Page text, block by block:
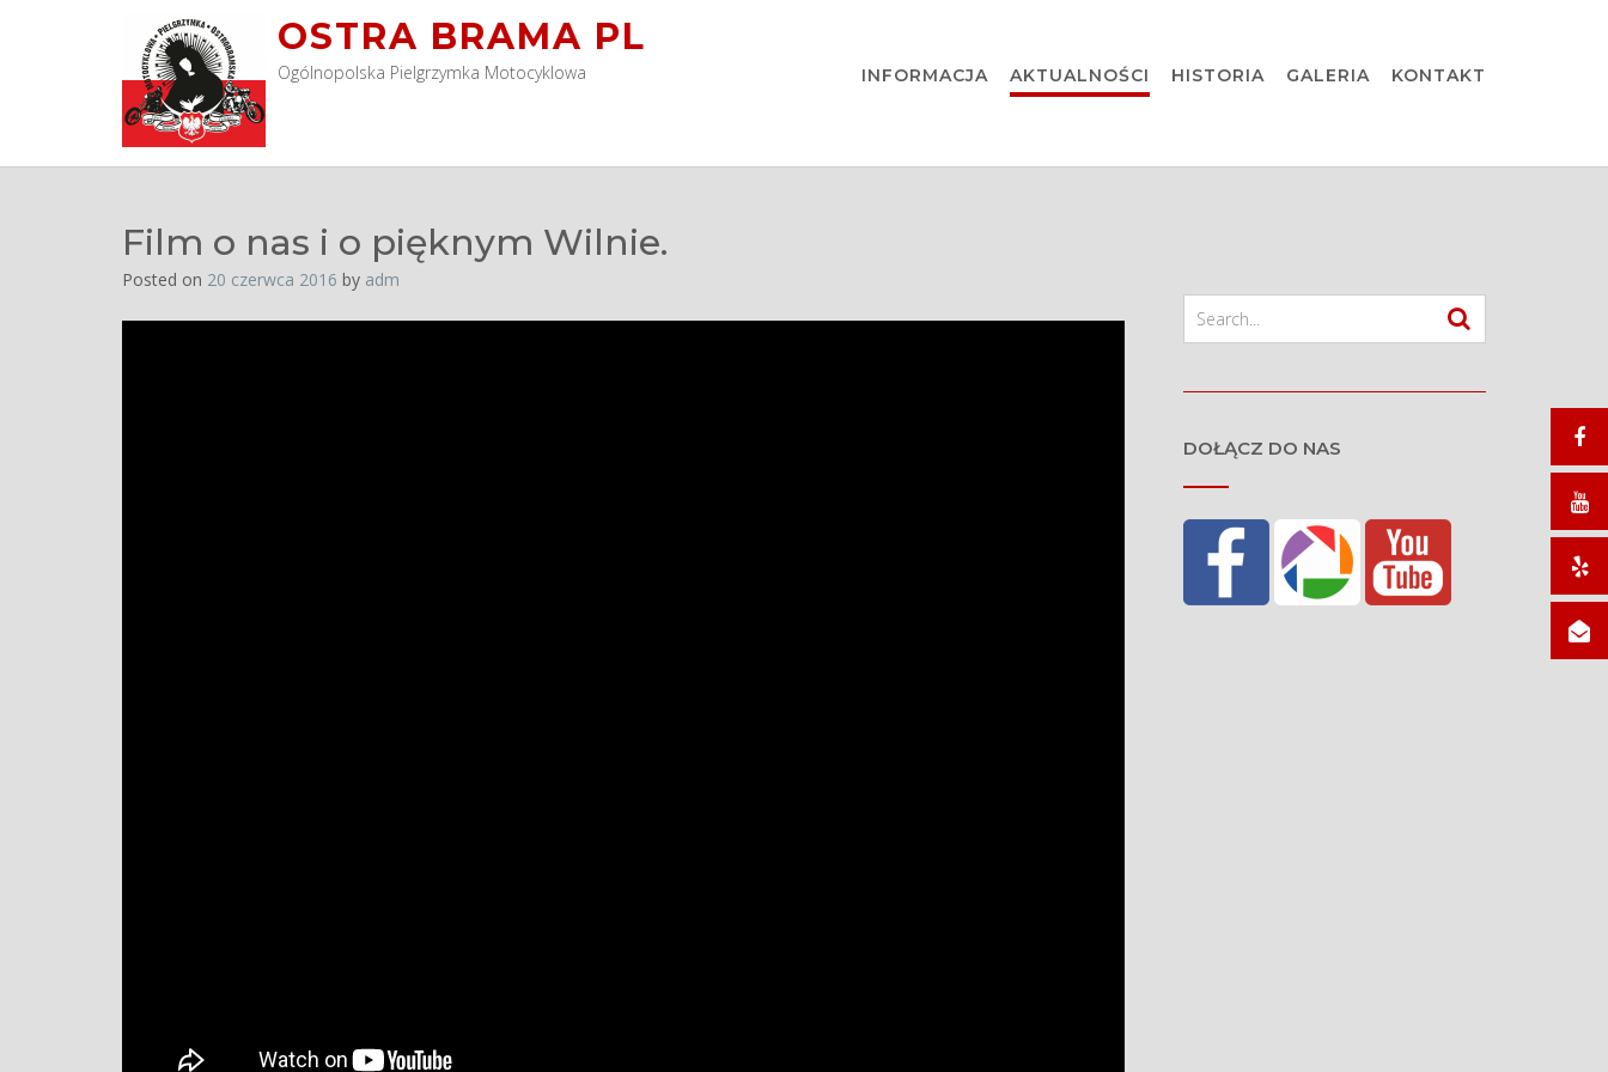
OSTRA BRAMA PL
Ogólnopolska Pielgrzymka Motocyklowa INFORMACJA AKTUALNOŚCI HISTORIA GALERIA KONTAKT
Film o nas i o pięknym Wilnie.
Posted on 20 czerwca 2016 by adm
DOŁĄCZ DO NAS